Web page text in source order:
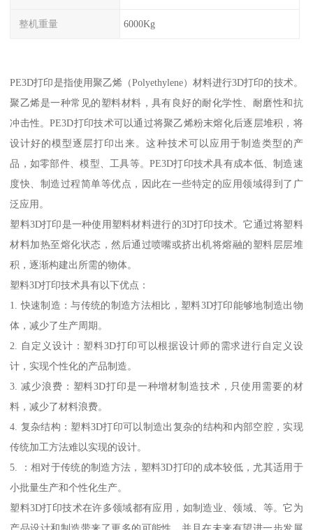
整机重量 6000Kg
PE3D打印是指使用聚乙烯（Polyethylene）材料进行3D打印的技术。
聚乙烯是一种常见的塑料材料，具有良好的耐化学性、耐磨性和抗
冲击性。PE3D打印技术可以通过将聚乙烯粉末熔化后逐层堆积，将
设计好的模型逐层打印出来。这种技术可以应用于制造类型的产
品，如零部件、模型、工具等。PE3D打印技术具有成本低、制造速
度快、制造过程简单等优点，因此在一些特定的应用领域得到了广
泛应用。
塑料3D打印是一种使用塑料材料进行的3D打印技术。它通过将塑料
材料加热至熔化状态，然后通过喷嘴或挤出机将熔融的塑料层层堆
积，逐渐构建出所需的物体。
塑料3D打印技术具有以下优点：
1. 快速制造：与传统的制造方法相比，塑料3D打印能够地制造出物
体，减少了生产周期。
2. 自定义设计：塑料3D打印可以根据设计师的需求进行自定义设
计，实现个性化的产品制造。
3. 减少浪费：塑料3D打印是一种增材制造技术，只使用需要的材
料，减少了材料浪费。
4. 复杂结构：塑料3D打印可以制造出复杂的结构和内部空腔，实现
传统加工方法难以实现的设计。
5. ：相对于传统的制造方法，塑料3D打印的成本较低，尤其适用于
小批量生产和个性化生产。
塑料3D打印技术在许多领域都有应用，如制造业、领域、等。它为